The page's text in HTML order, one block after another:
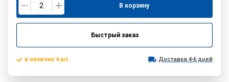
В корзину
Быстрый заказ
в наличии 4 шт. Доставка 4-6 дней